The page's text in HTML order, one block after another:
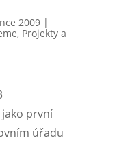
2009|
, Projekty a
jako první
úřadu